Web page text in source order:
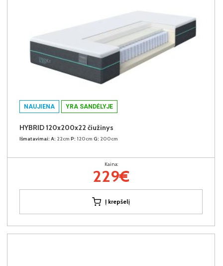
NAUJIENA YRA SANDĖLYJE
HYBRID 120x200x22 čiužinys
Išmatavimai: A: 22cm P: 120cm G: 200cm
Kaina:
229€
Į krepšelį